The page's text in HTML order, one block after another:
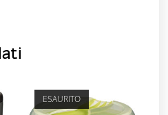
ESAURITO